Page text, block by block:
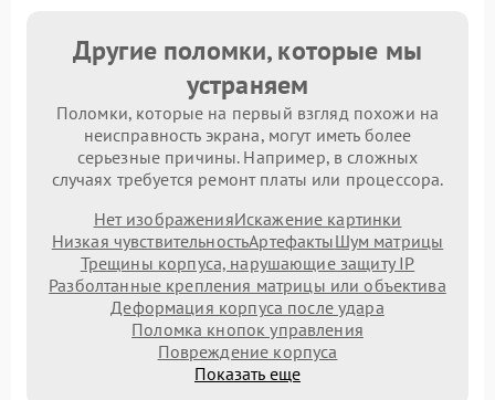
Другие поломки, которые мы
устраняем
Поломки, которые на первый взгляд похожи на
неисправность экрана, могут иметь более
серьезные причины. Например, в сложных
случаях требуется ремонт платы или процессора.
Нет изображенияИскажение картинки
Низкая чувствительностьАртефактыШум матрицы
Трещины корпуса, нарушающие защиту IP
Разболтанные крепления матрицы или объектива
Деформация корпуса после удара
Поломка кнопок управления
Повреждение корпуса
Показать еще